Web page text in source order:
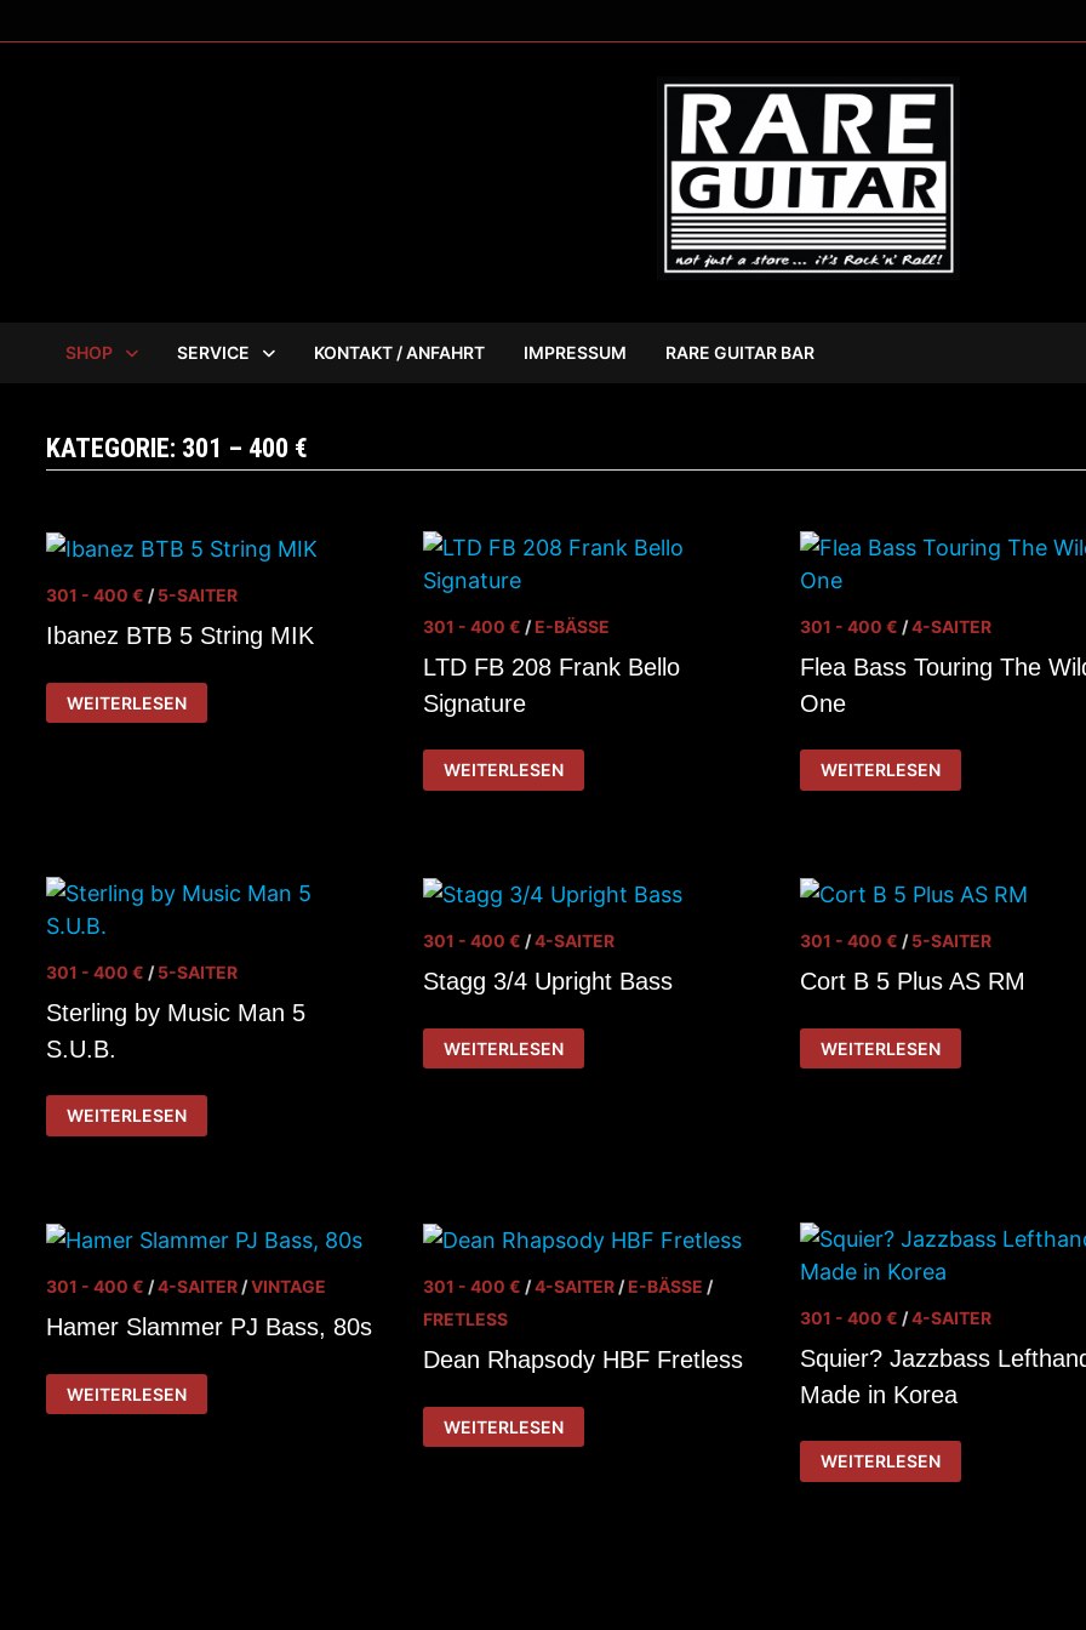
Inhalt
SHOP SERVICE KONTAKT / ANFAHRT IMPRESSUM RARE GUITAR BAR
KATEGORIE: 301 – 400 €
301 - 400 € /5-SAITER
Ibanez BTB 5 String MIK
IBANEZ
BTB
5
WEITERLESEN
301 - 400 € /E-BÄSSE
LTD FB 208 Frank Bello
Signature
LTD
FB
208
WEITERLESEN
301 - 400 € /4-SAITER
Flea Bass Touring The
One
FLEA
BASS
TOURING
WEITERLESEN
301 - 400 € /5-SAITER
Sterling by Music Man 5
S.U.B.
STERLING
BY
MUSIC
WEITERLESEN
301 - 400 € /4-SAITER
Stagg 3/4 Upright Bass
STAGG
3/4
UPRIGHT
WEITERLESEN
301 - 400 € /5-SAITER
Cort B 5 Plus AS RM
CORT
B
5
WEITERLESEN
301 - 400 € /4-SAITER /VINTAGE
Hamer Slammer PJ Bass, 80s
HAMER
SLAMMER
PJ
WEITERLESEN
301 - 400 € /4-SAITER /E-BÄSSE /
FRETLESS
Dean Rhapsody HBF Fretless
DEAN
RHAPSODY
HBF
WEITERLESEN
301 - 400 € /4-SAITER
Squier? Jazzbass
Made in Korea
SQUIER?
JAZZBASS
LEFTHAND,
WEITERLESEN